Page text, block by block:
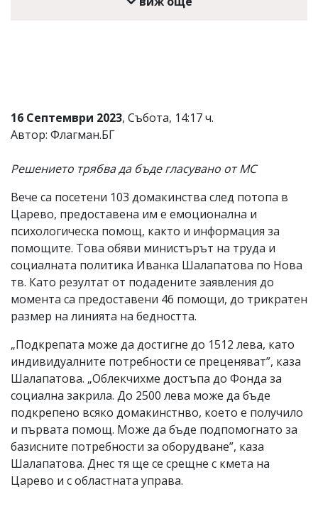
16 Септември 2023, Събота, 14:17 ч.
Автор: Флагман.БГ
Решението трябва да бъде гласувано от МС
Вече са посетени 103 домакинства след потопа в
Царево, предоставена им е емоционална и
психологическа помощ, както и информация за
помощите. Това обяви министърът на труда и
социалната политика Иванка Шалапатова по Нова
тв. Като резултат от подадените заявления до
момента са предоставени 46 помощи, до трикратен
размер на линията на бедността.
„Подкрепата може да достигне до 1512 лева, като
индивидуалните потребности се преценяват”, каза
Шалапатова. „Облекчихме достъпа до Фонда за
социална закрила. До 2500 лева може да бъде
подкрепено всяко домакинстнво, което е получило
и първата помощ. Може да бъде подпомогнато за
базисните потребности за оборудване”, каза
Шалапатова. Днес тя ще се срещне с кмета на
Царево и с областната управа.